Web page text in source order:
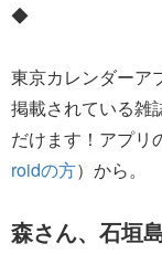
◆
東京カレンダーア
掲載されている雑
だけます！アプリ
roidの方）から。
森さん、石垣